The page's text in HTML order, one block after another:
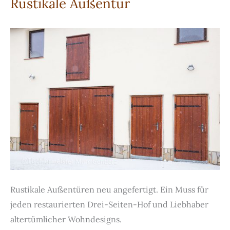
Rustikale Außentür
Rustikale Außentüren neu angefertigt. Ein Muss für
jeden restaurierten Drei-Seiten-Hof und Liebhaber
altertümlicher Wohndesigns.